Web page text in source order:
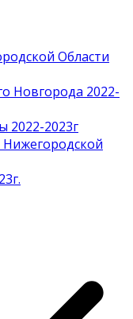
Области
Новгорода 2022-
2022-2023г